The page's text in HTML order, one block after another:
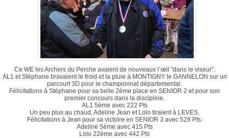
Ce WE les Archers du Perche avaient de nouveaux l’œil "dans le viseur".
AL1 et Stéphane bravaient le froid et la pluie à MONTIGNY le GANNELON sur un
parcourt 3D pour le championnat départemental.
Félicitations à Stéphane pour sa belle 2ème place en SENIOR 2 et pour son
premier concours dans la discipline.
AL1 5ème avec 222 Pts
Un peu plus au chaud, Adeline Jean et Lolo tiraient à LEVES.
Félicitations à Jean pour sa victoire en SENIOR 3 avec 528 Pts.
Adeline 5ème avec 415 Pts
Lolo 22ème avec 442 Pts